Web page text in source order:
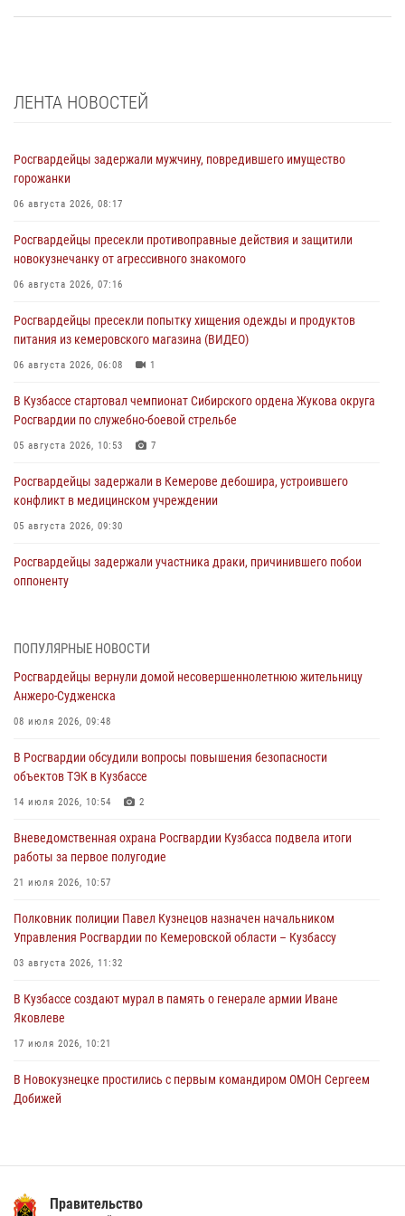
ЛЕНТА НОВОСТЕЙ
Росгвардейцы задержали мужчину, повредившего имущество
горожанки
06 августа 2026, 08:17
Росгвардейцы пресекли противоправные действия и защитили
новокузнечанку от агрессивного знакомого
06 августа 2026, 07:16
Росгвардейцы пресекли попытку хищения одежды и продуктов
питания из кемеровского магазина (ВИДЕО)
06 августа 2026, 06:08 1
В Кузбассе стартовал чемпионат Сибирского ордена Жукова округа
Росгвардии по служебно-боевой стрельбе
05 августа 2026, 10:53 7
Росгвардейцы задержали в Кемерове дебошира, устроившего
конфликт в медицинском учреждении
05 августа 2026, 09:30
Росгвардейцы задержали участника драки, причинившего побои
оппоненту
Росгвардейцы пресекли нарушение общественного порядка на
05 августа 2026, 08:10
Росгвардейцы в Юрге пресекли попытку проникновения на
05 августа 2026, 07:45
Сотрудник кузбасского СОБР завоевал бронзу чемпионата России
Кузбассовцы высоко оценили качество предоставления
ПОПУЛЯРНЫЕ НОВОСТИ
Росгвардейцы вернули домой несовершеннолетнюю жительницу
Анжеро-Судженска
08 июля 2026, 09:48
В Росгвардии обсудили вопросы повышения безопасности
объектов ТЭК в Кузбассе
14 июля 2026, 10:54 2
Вневедомственная охрана Росгвардии Кузбасса подвела итоги
работы за первое полугодие
21 июля 2026, 10:57
Полковник полиции Павел Кузнецов назначен начальником
Управления Росгвардии по Кемеровской области – Кузбассу
03 августа 2026, 11:32
В Кузбассе создают мурал в память о генерале армии Иване
Яковлеве
17 июля 2026, 10:21
В Новокузнецке простились с первым командиром ОМОН Сергеем
Добижей
14 июля 2026, 08:52 1
Правительство